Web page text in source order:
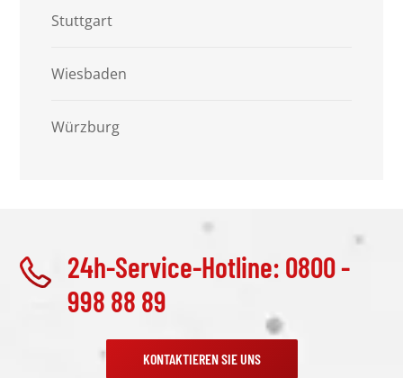
Stuttgart
Wiesbaden
Würzburg
24h-Service-Hotline: 0800 -
998 88 89
KONTAKTIEREN SIE UNS